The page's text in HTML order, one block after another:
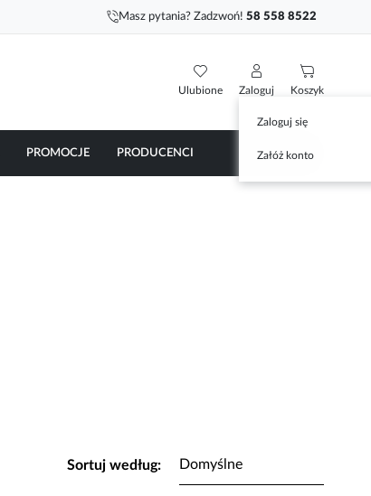
Masz pytania? Zadzwoń! 58 558 8522
Ulubione
Zaloguj
Zaloguj się
Załóż konto
Koszyk
PROMOCJE PRODUCENCI
Sortuj według: